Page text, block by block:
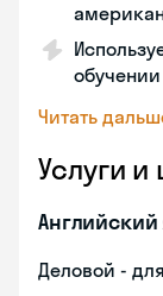
обучении
Читать
Услуги и
Деловой -